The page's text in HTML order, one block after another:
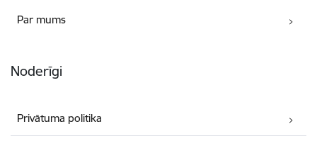
Par mums
Noderīgi
Privātuma politika